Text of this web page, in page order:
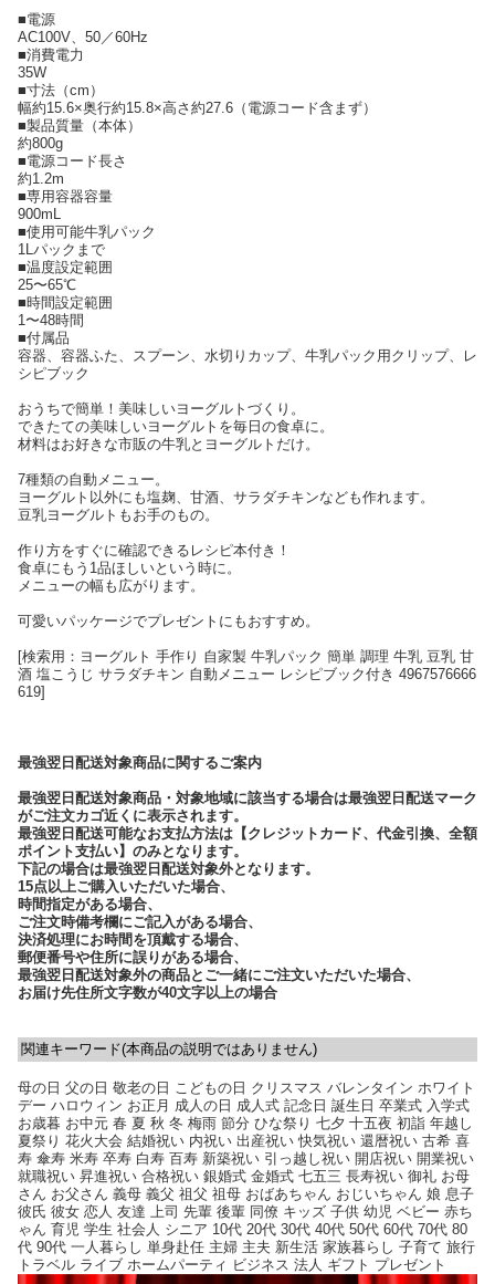
■電源
AC100V、50／60Hz
■消費電力
35W
■寸法（cm）
幅約15.6×奥行約15.8×高さ約27.6（電源コード含まず）
■製品質量（本体）
約800g
■電源コード長さ
約1.2m
■専用容器容量
900mL
■使用可能牛乳パック
1Lパックまで
■温度設定範囲
25〜65℃
■時間設定範囲
1〜48時間
■付属品
容器、容器ふた、スプーン、水切りカップ、牛乳パック用クリップ、レ
シピブック
おうちで簡単！美味しいヨーグルトづくり。
できたての美味しいヨーグルトを毎日の食卓に。
材料はお好きな市販の牛乳とヨーグルトだけ。
7種類の自動メニュー。
ヨーグルト以外にも塩麹、甘酒、サラダチキンなども作れます。
豆乳ヨーグルトもお手のもの。
作り方をすぐに確認できるレシピ本付き！
食卓にもう1品ほしいという時に。
メニューの幅も広がります。
可愛いパッケージでプレゼントにもおすすめ。
[検索用：ヨーグルト 手作り 自家製 牛乳パック 簡単 調理 牛乳 豆乳 甘
酒 塩こうじ サラダチキン 自動メニュー レシピブック付き 4967576666
619]
最強翌日配送対象商品に関するご案内
最強翌日配送対象商品・対象地域に該当する場合は最強翌日配送マーク
がご注文カゴ近くに表示されます。
最強翌日配送可能なお支払方法は【クレジットカード、代金引換、全額
ポイント支払い】のみとなります。
下記の場合は最強翌日配送対象外となります。
15点以上ご購入いただいた場合、
時間指定がある場合、
ご注文時備考欄にご記入がある場合、
決済処理にお時間を頂戴する場合、
郵便番号や住所に誤りがある場合、
最強翌日配送対象外の商品とご一緒にご注文いただいた場合、
お届け先住所文字数が40文字以上の場合
関連キーワード(本商品の説明ではありません)
母の日 父の日 敬老の日 こどもの日 クリスマス バレンタイン ホワイト
デー ハロウィン お正月 成人の日 成人式 記念日 誕生日 卒業式 入学式
お歳暮 お中元 春 夏 秋 冬 梅雨 節分 ひな祭り 七夕 十五夜 初詣 年越し
夏祭り 花火大会 結婚祝い 内祝い 出産祝い 快気祝い 還暦祝い 古希 喜
寿 傘寿 米寿 卒寿 白寿 百寿 新築祝い 引っ越し祝い 開店祝い 開業祝い
就職祝い 昇進祝い 合格祝い 銀婚式 金婚式 七五三 長寿祝い 御礼 お母
さん お父さん 義母 義父 祖父 祖母 おばあちゃん おじいちゃん 娘 息子
彼氏 彼女 恋人 友達 上司 先輩 後輩 同僚 キッズ 子供 幼児 ベビー 赤ち
ゃん 育児 学生 社会人 シニア 10代 20代 30代 40代 50代 60代 70代 80
代 90代 一人暮らし 単身赴任 主婦 主夫 新生活 家族暮らし 子育て 旅行
トラベル ライブ ホームパーティ ビジネス 法人 ギフト プレゼント